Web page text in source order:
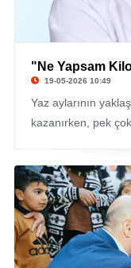
"Ne Yapsam
19-05-2026 10:49
Yaz aylarının
kazanırken, pek